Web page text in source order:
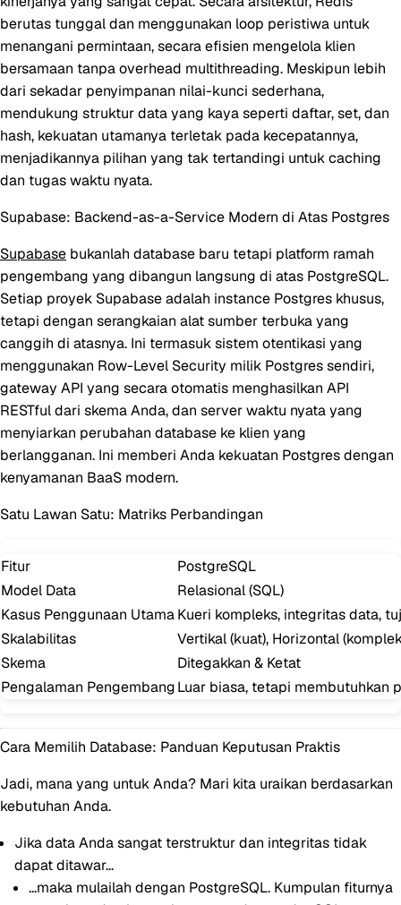
berutas tunggal dan menggunakan loop peristiwa untuk
menangani permintaan, secara efisien mengelola klien
bersamaan tanpa overhead multithreading. Meskipun lebih
dari sekadar penyimpanan nilai-kunci sederhana,
mendukung struktur data yang kaya seperti daftar, set, dan
hash, kekuatan utamanya terletak pada kecepatannya,
menjadikannya pilihan yang tak tertandingi untuk caching
dan tugas waktu nyata.
Supabase: Backend-as-a-Service Modern di Atas Postgres
Supabase bukanlah database baru tetapi platform ramah
pengembang yang dibangun langsung di atas PostgreSQL.
Setiap proyek Supabase adalah instance Postgres khusus,
tetapi dengan serangkaian alat sumber terbuka yang
canggih di atasnya. Ini termasuk sistem otentikasi yang
menggunakan Row-Level Security milik Postgres sendiri,
gateway API yang secara otomatis menghasilkan API
RESTful dari skema Anda, dan server waktu nyata yang
menyiarkan perubahan database ke klien yang
berlangganan. Ini memberi Anda kekuatan Postgres dengan
kenyamanan BaaS modern.
Satu Lawan Satu: Matriks Perbandingan
Fitur
PostgreSQL
Model Data
Relasional (SQL)
Kasus Penggunaan UtamaKueri kompleks, integritas data,
Skalabilitas
Vertikal (kuat), Horizontal
Skema
Ditegakkan & Ketat
Pengalaman PengembangLuar biasa, tetapi membutuhkan
Cara Memilih Database: Panduan Keputusan Praktis
Jadi, mana yang untuk Anda? Mari kita uraikan berdasarkan
kebutuhan Anda.
Jika data Anda sangat terstruktur dan integritas tidak
dapat ditawar...
...maka mulailah dengan PostgreSQL. Kumpulan fiturnya